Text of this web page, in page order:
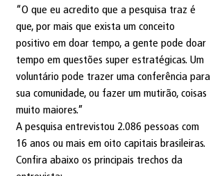
“O que eu acredito que a pesquisa traz é
que, por mais que exista um conceito
positivo em doar tempo, a gente pode doar
tempo em questões super estratégicas. Um
voluntário pode trazer uma conferência para
sua comunidade, ou fazer um mutirão, coisas
muito maiores.”
A pesquisa entrevistou 2.086 pessoas com
16 anos ou mais em oito capitais brasileiras.
Confira abaixo os principais trechos da